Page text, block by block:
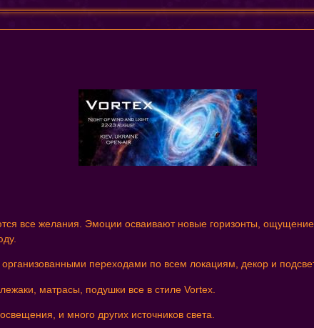
все желания. Эмоции осваивают новые горизонты,
переходами по всем локациям, декор и
матрасы, подушки все в стиле Vortex.
и много других источников света.